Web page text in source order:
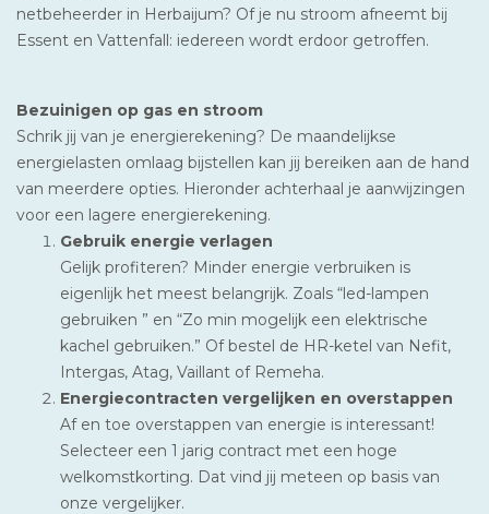
netbeheerder in Herbaijum? Of je nu stroom afneemt bij
Essent en Vattenfall: iedereen wordt erdoor getroffen.
Bezuinigen op gas en stroom
Schrik jij van je energierekening? De maandelijkse
energielasten omlaag bijstellen kan jij bereiken aan de hand
van meerdere opties. Hieronder achterhaal je aanwijzingen
voor een lagere energierekening.
Gebruik energie verlagen
Gelijk profiteren? Minder energie verbruiken is
eigenlijk het meest belangrijk. Zoals “led-lampen
gebruiken ” en “Zo min mogelijk een elektrische
kachel gebruiken.” Of bestel de HR-ketel van Nefit,
Intergas, Atag, Vaillant of Remeha.
Energiecontracten vergelijken en overstappen
Af en toe overstappen van energie is interessant!
Selecteer een 1 jarig contract met een hoge
welkomstkorting. Dat vind jij meteen op basis van
onze vergelijker.